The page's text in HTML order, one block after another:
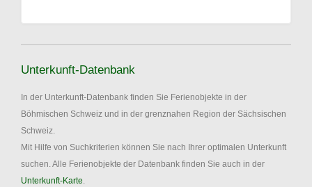
Unterkunft-Datenbank
In der Unterkunft-Datenbank finden Sie Ferienobjekte in der
Böhmischen Schweiz und in der grenznahen Region der Sächsischen
Schweiz.
Mit Hilfe von Suchkriterien können Sie nach Ihrer optimalen Unterkunft
suchen. Alle Ferienobjekte der Datenbank finden Sie auch in der
Unterkunft-Karte.